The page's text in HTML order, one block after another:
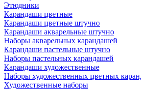
Этюдники
Карандаши цветные
Карандаши цветные штучно
Карандаши акварельные штучно
Наборы акварельных карандашей
Карандаши пастельные штучно
Наборы пастельных карандашей
Карандаши художественные
Наборы художественных цветных
Художественные наборы